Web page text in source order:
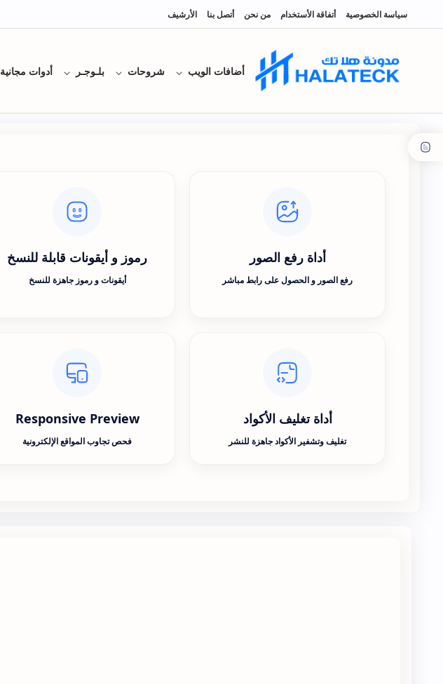
سياسة الخصوصية أتفاقة الأستخدام من نحن أتصل بنا الأرشيف
أضافات الويب شروحات بلـوجـر أدوات مجانية
أداة رفع الصور
رفع الصور و الحصول على رابط مباشر
رموز و أيقونات قابلة للنسخ
أيقونات و رموز جاهزة للنسخ
أداة تغليف الأكواد
تغليف وتشفير الأكواد جاهزة للنشر
Responsive Preview
فحص تجاوب المواقع الإلكترونية